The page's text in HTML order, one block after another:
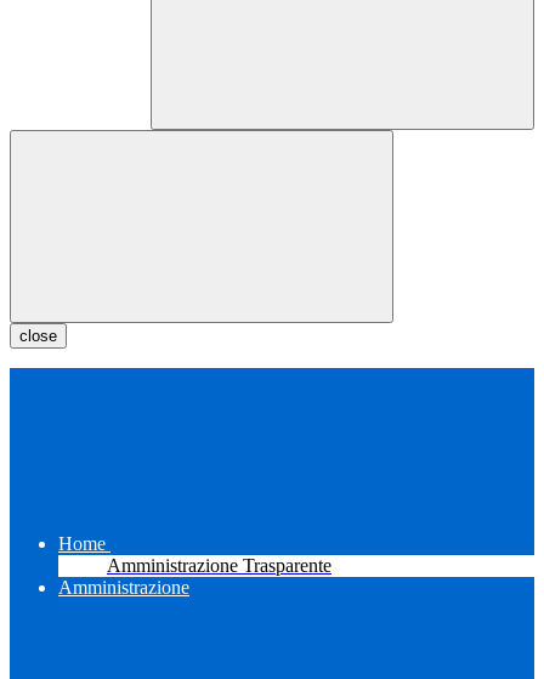
close
Home
Amministrazione Trasparente
Amministrazione